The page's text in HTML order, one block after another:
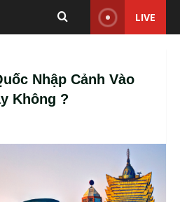
LIVE
Nhập Cảnh Vào
Không ?